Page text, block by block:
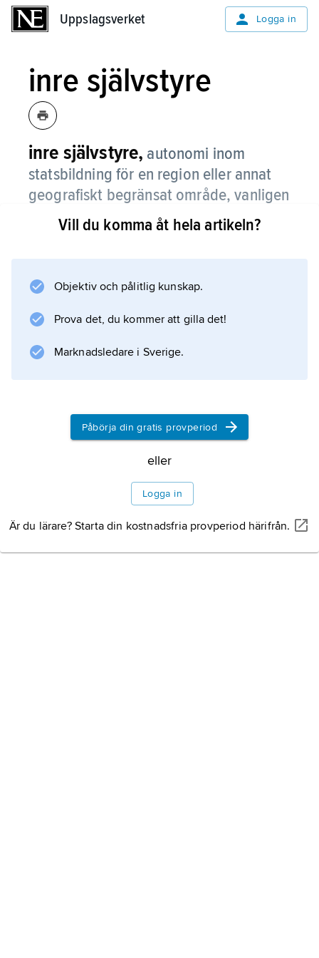
Uppslagsverket Logga in
inre självstyre
inre självstyre, autonomi inom
statsbildning för en region eller annat
geografiskt begränsat område, vanligen
med etniska, språkliga eller kulturella
särdrag.
frågor som rör befolkningens särdrag eller
självbestämmande. Exempel på inre självstyre
i Norden är Ålands och Färöarnas ställning.
Information om artikeln
Vill du komma åt hela artikeln?
Objektiv och pålitlig kunskap.
Prova det, du kommer att gilla det!
Marknadsledare i Sverige.
Påbörja din gratis provperiod
eller
Logga in
Är du lärare? Starta din kostnadsfria provperiod härifrån.